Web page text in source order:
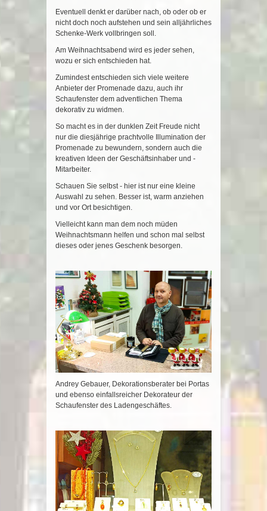
Eventuell denkt er darüber nach, ob oder ob er
nicht doch noch aufstehen und sein alljährliches
Schenke-Werk vollbringen soll.
Am Weihnachtsabend wird es jeder sehen,
wozu er sich entschieden hat.
Zumindest entschieden sich viele weitere
Anbieter der Promenade dazu, auch ihr
Schaufenster dem adventlichen Thema
dekorativ zu widmen.
So macht es in der dunklen Zeit Freude nicht
nur die diesjährige prachtvolle Illumination der
Promenade zu bewundern, sondern auch die
kreativen Ideen der Geschäftsinhaber und -
Mitarbeiter.
Schauen Sie selbst - hier ist nur eine kleine
Auswahl zu sehen. Besser ist, warm anziehen
und vor Ort besichtigen.
Vielleicht kann man dem noch müden
Weihnachtsmann helfen und schon mal selbst
dieses oder jenes Geschenk besorgen.
Andrey Gebauer, Dekorationsberater bei Portas
und ebenso einfallsreicher Dekorateur der
Schaufenster des Ladengeschäftes.